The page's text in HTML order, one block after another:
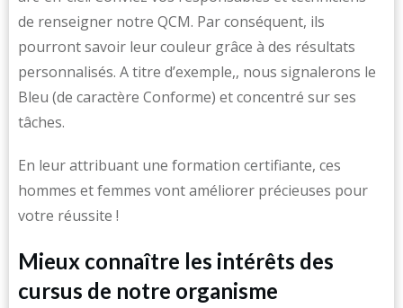
de renseigner notre QCM. Par conséquent, ils
pourront savoir leur couleur grâce à des résultats
personnalisés. A titre d’exemple,, nous signalerons le
Bleu (de caractère Conforme) et concentré sur ses
tâches.
En leur attribuant une formation certifiante, ces
hommes et femmes vont améliorer précieuses pour
votre réussite !
Mieux connaître les intérêts des
cursus de notre organisme